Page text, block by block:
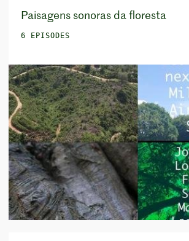
Paisagens sonoras da floresta
6 EPISODES